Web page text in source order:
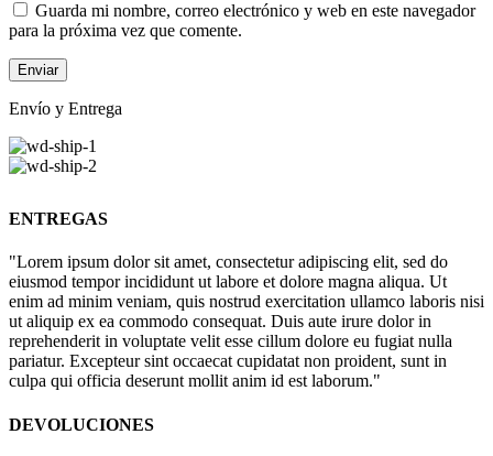
Guarda mi nombre, correo electrónico y web en este navegador
para la próxima vez que comente.
Envío y Entrega
ENTREGAS
"Lorem ipsum dolor sit amet, consectetur adipiscing elit, sed do
eiusmod tempor incididunt ut labore et dolore magna aliqua. Ut
enim ad minim veniam, quis nostrud exercitation ullamco laboris nisi
ut aliquip ex ea commodo consequat. Duis aute irure dolor in
reprehenderit in voluptate velit esse cillum dolore eu fugiat nulla
pariatur. Excepteur sint occaecat cupidatat non proident, sunt in
culpa qui officia deserunt mollit anim id est laborum."
DEVOLUCIONES